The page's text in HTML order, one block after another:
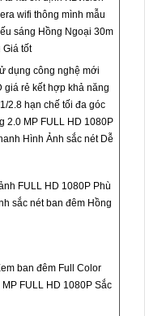
wifi thông mình mẫu
sáng Hồng Ngoại 30m
Giá tốt
dụng công nghệ mới
giá rẻ kết hợp khả năng
2.8 hạn chế tối đa góc
2.0 MP FULL HD 1080P
Hình Ảnh sắc nét Dễ
FULL HD 1080P Phù
sắc nét ban đêm Hồng
ban đêm Full Color
FULL HD 1080P Sắc